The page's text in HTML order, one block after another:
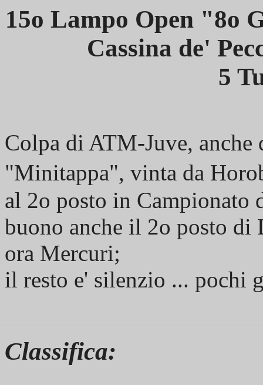
15o Lampo Open "8o
Cassina de'
5
Colpa di ATM-Juve, anche
"Minitappa", vinta da
al 2o posto in Campionato
buono anche il 2o posto di
ora Mercuri;
il resto e' silenzio ... pochi
Classifica: